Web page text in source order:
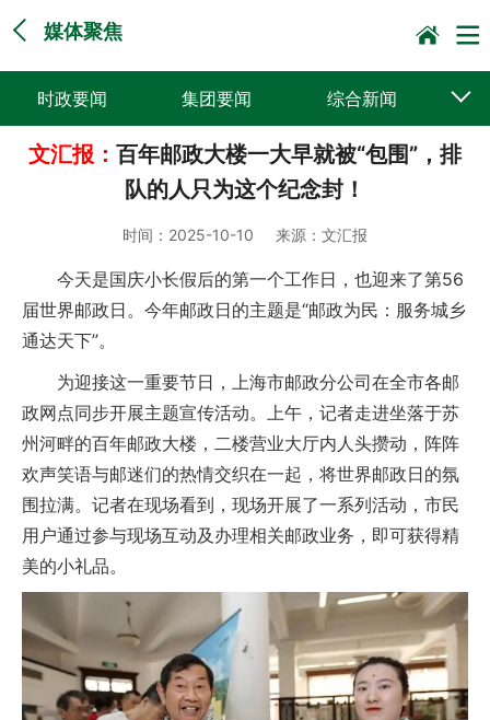
媒体聚焦
时政要闻 集团要闻 综合新闻
媒体聚焦 党建动态 普遍服务
文汇报： 百年邮政大楼一大早就被“包围”，排
队的人只为这个纪念封！
时间： 2025-10-10 来源： 文汇报
今天是国庆小长假后的第一个工作日，也迎来了第56
届世界邮政日。今年邮政日的主题是“邮政为民：服务城乡
通达天下”。
为迎接这一重要节日，上海市邮政分公司在全市各邮
政网点同步开展主题宣传活动。上午，记者走进坐落于苏
州河畔的百年邮政大楼，二楼营业大厅内人头攒动，阵阵
欢声笑语与邮迷们的热情交织在一起，将世界邮政日的氛
围拉满。记者在现场看到，现场开展了一系列活动，市民
用户通过参与现场互动及办理相关邮政业务，即可获得精
美的小礼品。